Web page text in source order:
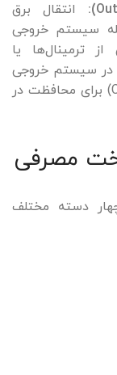
انتقال برق
سیستم خروجی
ترمینال‌ها یا
در سیستم خروجی
برق ژنراتور، از مدارشکن (Circuit Breaker) برای محافظت در
مصرفی
دسته مختلف